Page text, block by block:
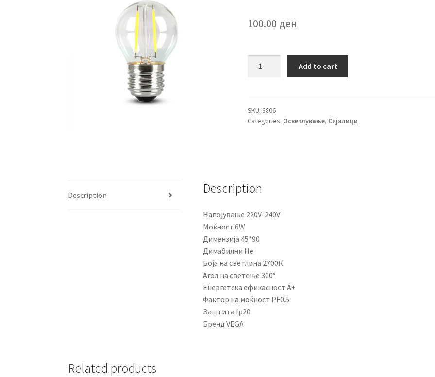
100.00 ден
Е27
quantity
Add to cart
SKU: 8806
Categories: Осветлување, Сијалици
Description Description
Напојување 220V-240V
Моќност 6W
Димензија 45*90
Димабилни Не
Боја на светлина 2700К
Агол на светење 300°
Енергетска ефикасност А+
Фактор на моќност PF0.5
Заштита Ip20
Бренд VEGA
Related products